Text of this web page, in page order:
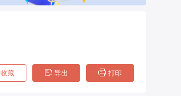
收藏 导出 打印